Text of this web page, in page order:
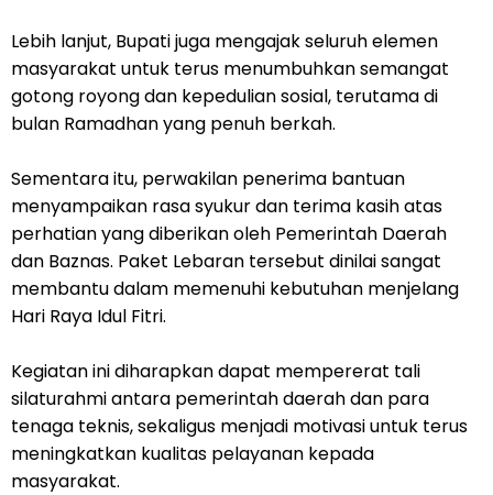
Lebih lanjut, Bupati juga mengajak seluruh elemen
masyarakat untuk terus menumbuhkan semangat
gotong royong dan kepedulian sosial, terutama di
bulan Ramadhan yang penuh berkah.
Sementara itu, perwakilan penerima bantuan
menyampaikan rasa syukur dan terima kasih atas
perhatian yang diberikan oleh Pemerintah Daerah
dan Baznas. Paket Lebaran tersebut dinilai sangat
membantu dalam memenuhi kebutuhan menjelang
Hari Raya Idul Fitri.
Kegiatan ini diharapkan dapat mempererat tali
silaturahmi antara pemerintah daerah dan para
tenaga teknis, sekaligus menjadi motivasi untuk terus
meningkatkan kualitas pelayanan kepada
masyarakat.